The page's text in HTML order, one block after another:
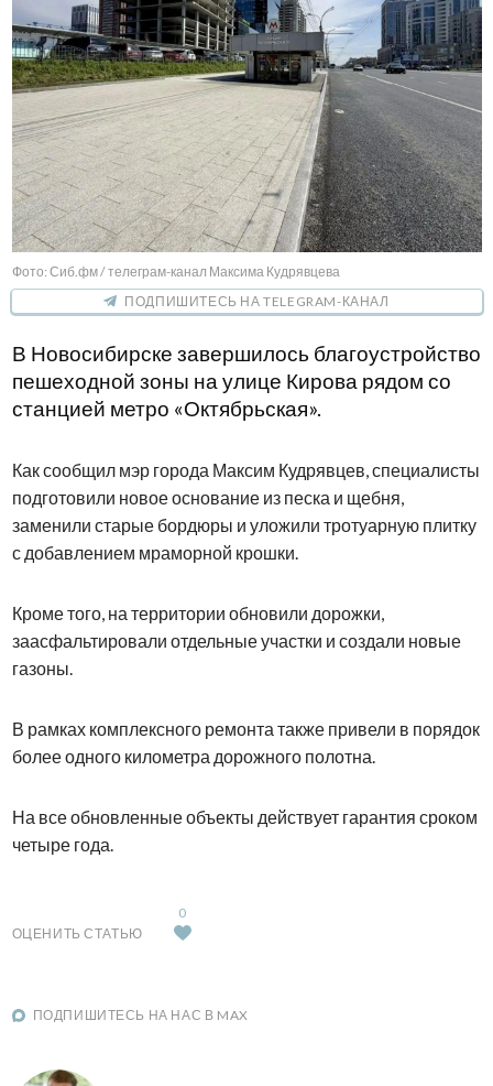
Фото: Сиб.фм / телеграм-канал Максима Кудрявцева
ПОДПИШИТЕСЬ НА TELEGRAM-КАНАЛ
В Новосибирске завершилось благоустройство
пешеходной зоны на улице Кирова рядом со
станцией метро «Октябрьская».
Как сообщил мэр города Максим Кудрявцев, специалисты
подготовили новое основание из песка и щебня,
заменили старые бордюры и уложили тротуарную плитку
с добавлением мраморной крошки.
Кроме того, на территории обновили дорожки,
заасфальтировали отдельные участки и создали новые
газоны.
В рамках комплексного ремонта также привели в порядок
более одного километра дорожного полотна.
На все обновленные объекты действует гарантия сроком
четыре года.
ОЦЕНИТЬ СТАТЬЮ
0
ПОДПИШИТЕСЬ НА НАС В MAX